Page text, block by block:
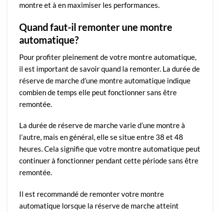
montre et à en maximiser les performances.
Quand faut-il remonter une montre
automatique?
Pour profiter pleinement de votre montre automatique,
il est important de savoir quand la remonter. La durée de
réserve de marche d’une montre automatique indique
combien de temps elle peut fonctionner sans être
remontée.
La durée de réserve de marche varie d’une montre à
l’autre, mais en général, elle se situe entre 38 et 48
heures. Cela signifie que votre montre automatique peut
continuer à fonctionner pendant cette période sans être
remontée.
Il est recommandé de remonter votre montre
automatique lorsque la réserve de marche atteint